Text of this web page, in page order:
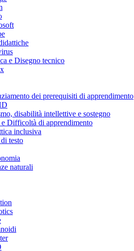
e Disegno tecnico
dei prerequisiti di apprendimento
disabilità intellettive e sostegno
Difficoltà di apprendimento
inclusiva
testo
naturali